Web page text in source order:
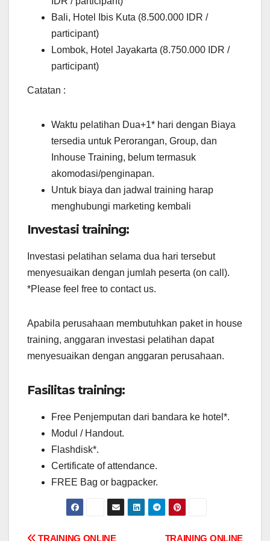
Bali, Hotel Ibis Kuta (8.500.000 IDR /
participant)
Lombok, Hotel Jayakarta (8.750.000 IDR /
participant)
Catatan :
Waktu pelatihan Dua+1* hari dengan Biaya
tersedia untuk Perorangan, Group, dan
Inhouse Training, belum termasuk
akomodasi/penginapan.
Untuk biaya dan jadwal training harap
menghubungi marketing kembali
Investasi training:
Investasi pelatihan selama dua hari tersebut
menyesuaikan dengan jumlah peserta (on call).
*Please feel free to contact us.
Apabila perusahaan membutuhkan paket in house
training, anggaran investasi pelatihan dapat
menyesuaikan dengan anggaran perusahaan.
Fasilitas training:
Free Penjemputan dari bandara ke hotel*.
Modul / Handout.
Flashdisk*.
Certificate of attendance.
FREE Bag or bagpacker.
TRAINING ONLINE
TRAINING ONLINE